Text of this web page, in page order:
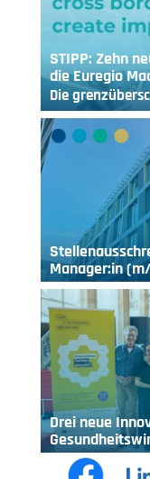
STIPP: Zehn
die Euregio
Die
Manager:in
Drei neue